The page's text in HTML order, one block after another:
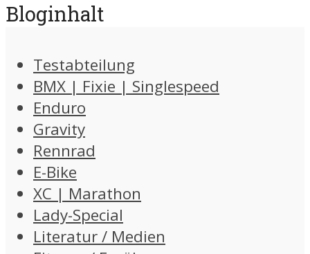
Bloginhalt
Testabteilung
BMX | Fixie | Singlespeed
Enduro
Gravity
Rennrad
E-Bike
XC | Marathon
Lady-Special
Literatur / Medien